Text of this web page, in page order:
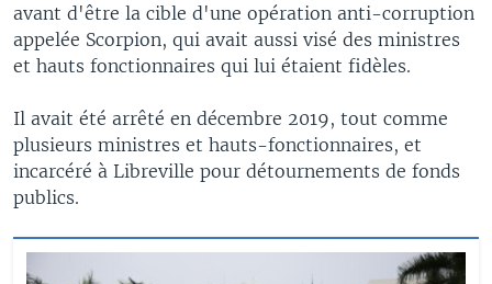
avant d'être la cible d'une opération anti-corruption
appelée Scorpion, qui avait aussi visé des ministres
et hauts fonctionnaires qui lui étaient fidèles.
Il avait été arrêté en décembre 2019, tout comme
plusieurs ministres et hauts-fonctionnaires, et
incarcéré à Libreville pour détournements de fonds
publics.